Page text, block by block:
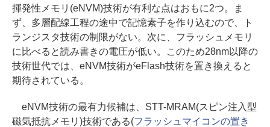
揮発性メモリ(eNVM)技術が有利な点はおもに2つ。ま
ず、多層配線工程の途中で記憶素子を作り込むので、ト
ランジスタ技術の制限がない。次に、フラッシュメモリ
に比べると読み書きの電圧が低い。このため28nm以降の
技術世代では、eNVM技術がeFlash技術を置き換えると
期待されている。
eNVM技術の最有力候補は、STT-MRAM(スピン注入型
磁気抵抗メモリ)技術である(フラッシュマイコンの置き